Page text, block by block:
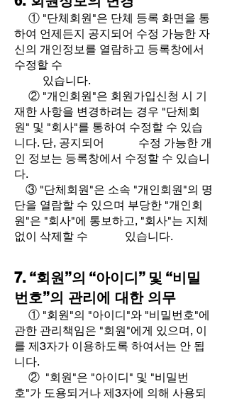
① "단체회원"은 단체 등록 화면을 통
하여 언제든지 공지되어 수정 가능한 자
신의 개인정보를 열람하고 등록창에서
수정할 수
있습니다.
② "개인회원"은 회원가입신청 시 기
재한 사항을 변경하려는 경우 "단체회
원" 및 "회사"를 통하여 수정할 수 있습
니다. 단, 공지되어 수정 가능한 개
인 정보는 등록창에서 수정할 수 있습니
다.
③ "단체회원"은 소속 "개인회원"의 명
단을 열람할 수 있으며 부당한 "개인회
원"은 "회사"에 통보하고, "회사"는 지체
없이 삭제할 수 있습니다.
7. “회원”의 “아이디” 및 “비밀
번호”의 관리에 대한 의무
① "회원"의 "아이디"와 "비밀번호"에
관한 관리책임은 "회원"에게 있으며, 이
를 제3자가 이용하도록 하여서는 안 됩
니다.
② "회원"은 "아이디" 및 "비밀번
호"가 도용되거나 제3자에 의해 사용되